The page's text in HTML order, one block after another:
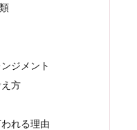
ジメント
方
れる理由